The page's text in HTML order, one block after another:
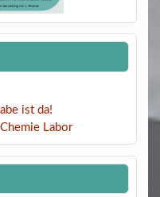
ist da!
Labor